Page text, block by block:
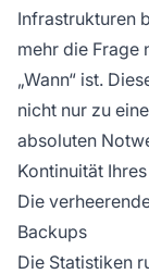
Infrastrukturen
mehr die Frage
„Wann“ ist.
nicht nur zu
absoluten
Kontinuität
Die
Backups
Die Statistiken